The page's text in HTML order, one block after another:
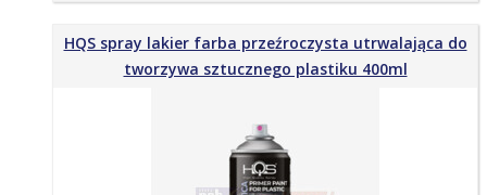
HQS spray lakier farba przeźroczysta utrwalająca do
tworzywa sztucznego plastiku 400ml